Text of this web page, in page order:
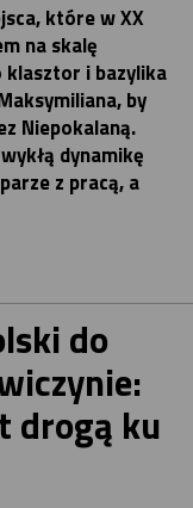
które w XX
na skalę
i bazylika
by
Niepokalaną.
dynamikę
z pracą, a
do
drogą ku